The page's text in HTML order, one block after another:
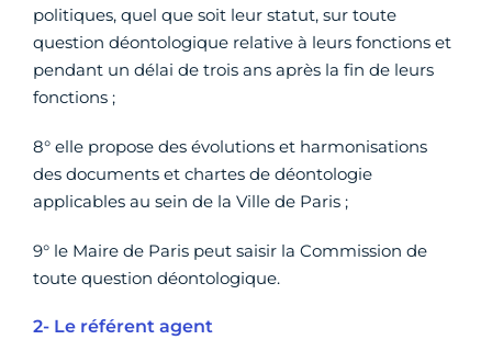
politiques, quel que soit leur statut, sur toute
question déontologique relative à leurs fonctions et
pendant un délai de trois ans après la fin de leurs
fonctions ;
8° elle propose des évolutions et harmonisations
des documents et chartes de déontologie
applicables au sein de la Ville de Paris ;
9° le Maire de Paris peut saisir la Commission de
toute question déontologique.
2- Le référent agent